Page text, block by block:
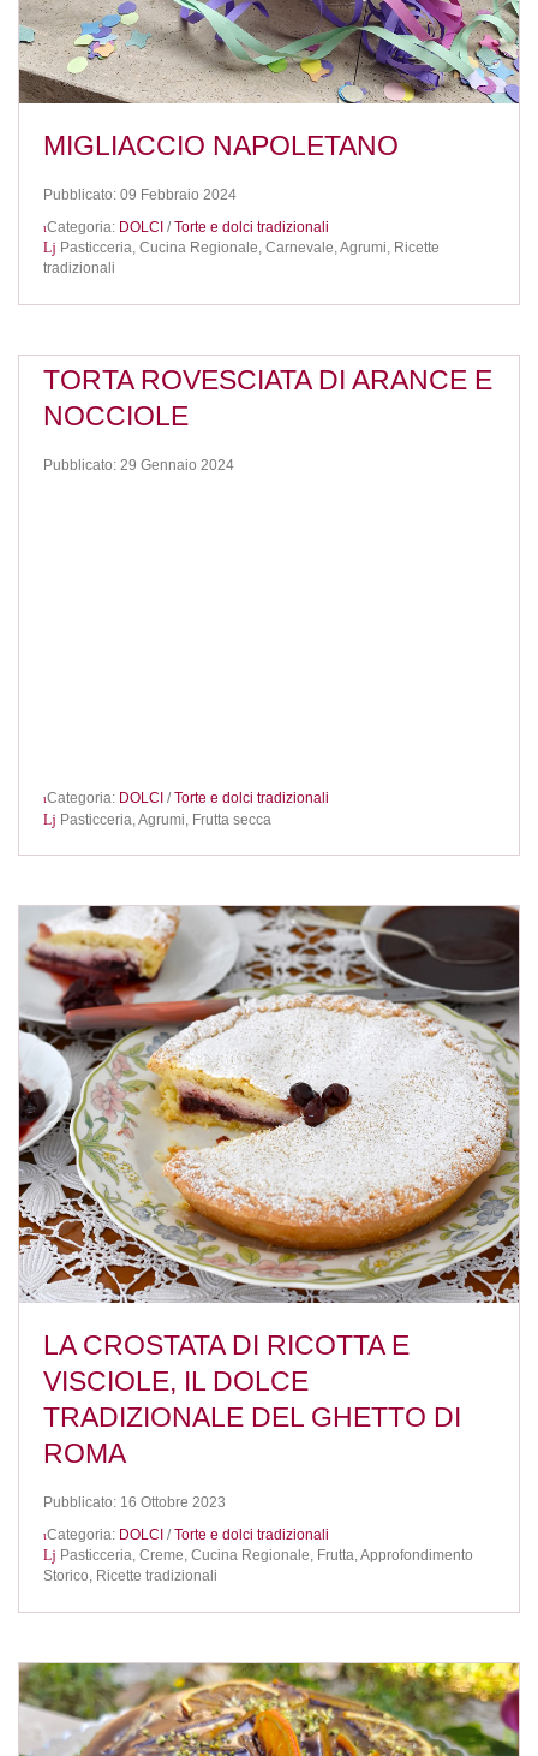
MIGLIACCIO NAPOLETANO
Pubblicato: 09 Febbraio 2024
Categoria: DOLCI /Torte e dolci tradizionali
Pasticceria, Cucina Regionale, Carnevale,Agrumi, Ricette
tradizionali
TORTA ROVESCIATA DI ARANCE E
NOCCIOLE
Pubblicato: 29 Gennaio 2024
Categoria: DOLCI /Torte e dolci tradizionali
Pasticceria,Agrumi, Frutta secca
LA CROSTATA DI RICOTTA E
VISCIOLE, IL DOLCE
TRADIZIONALE DEL GHETTO DI
ROMA
Pubblicato: 16 Ottobre 2023
Categoria: DOLCI /Torte e dolci tradizionali
Pasticceria, Creme, Cucina Regionale, Frutta,Approfondimento
Storico, Ricette tradizionali